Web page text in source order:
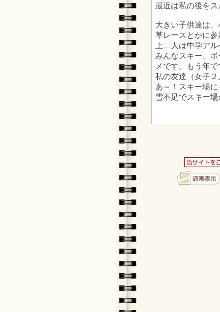
最近は私の後を
大きい子供達は
草レースとかに
上二人は中学ア
みんなスキー、
メです。もう年
私の友達（女子
あ～！スキー場
雪不足でスキー